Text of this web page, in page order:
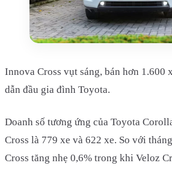
Innova Cross vụt sáng, bán hơn 1.600
dẫn đầu gia đình Toyota.
Doanh số tương ứng của Toyota
Cross là 779 xe và 622 xe. So với
Cross tăng nhẹ 0,6% trong khi Veloz